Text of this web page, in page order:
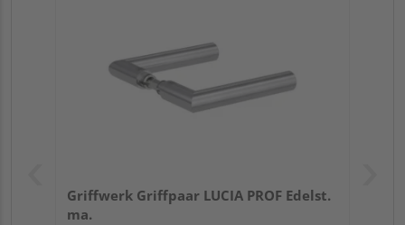
Griffwerk Griffpaar LUCIA PROF Edelst.
ma.